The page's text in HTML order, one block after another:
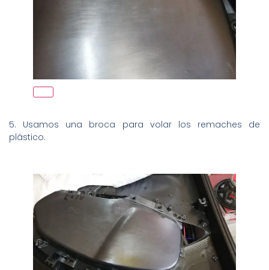
5. Usamos una broca para volar los remaches de
plástico.